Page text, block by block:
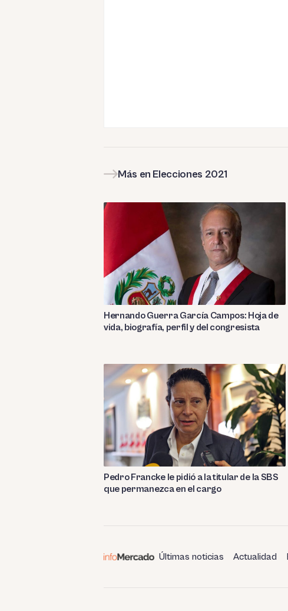
Más en Elecciones 2021
Hernando Guerra García Campos: Hoja de
vida, biografía, perfil y del congresista
Pedro Francke le pidió a la titular de la SBS
que permanezca en el cargo
Últimas noticias Actualidad